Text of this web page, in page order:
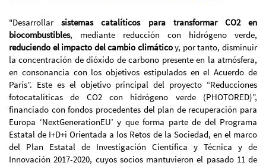
"Desarrollarsistemas catalíticos para transformar CO2 en
biocombustibles, mediante reducción con hidrógeno verde,
reduciendo el impacto del cambio climáticoy, por tanto, disminuir
la concentración de dióxido de carbono presente en la atmósfera,
en consonancia con los objetivos estipulados en el Acuerdo de
París”. Este es el objetivo principal del proyecto “Reducciones
fotocatalíticas de CO2 con hidrógeno verde (PHOTORED)”,
financiado con fondos procedentes del plan de recuperación para
Europa ‘NextGenerationEU’ y que forma parte de del Programa
Estatal de I+D+i Orientada a los Retos de la Sociedad, en el marco
del Plan Estatal de Investigación Científica y Técnica y de
Innovación 2017-2020, cuyos socios mantuvieron el pasado 11 de